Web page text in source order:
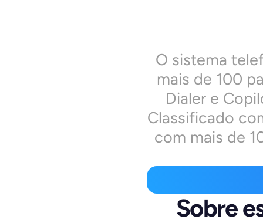
O sistema
mais de 100
Dialer e
Classificado
com mais de
Sobre